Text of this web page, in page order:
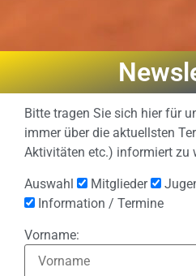
Bitte tragen Sie sich hier für
immer über die aktuellsten
Aktivitäten etc.) informiert zu
Auswahl Mitglieder
Information / Termine
Vorname: